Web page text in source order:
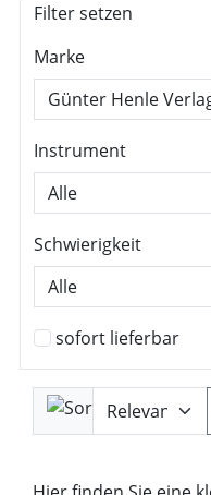
Filter setzen
Marke
Instrument
Schwierigkeit
sofort lieferbar